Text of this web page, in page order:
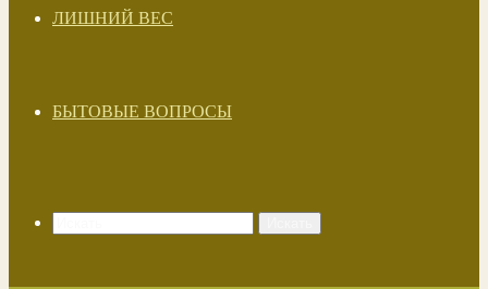
ЛИШНИЙ ВЕС
БЫТОВЫЕ ВОПРОСЫ